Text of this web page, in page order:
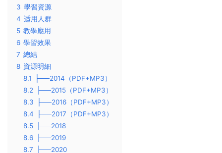
3 學習資源
4 适用人群
5 教學應用
6 學習效果
7 總結
8 資源明細
8.1
├──2014（PDF+MP3）
8.2
├──2015（PDF+MP3）
8.3
├──2016（PDF+MP3）
8.4
├──2017（PDF+MP3）
8.5
├──2018
8.6
├──2019
8.7
├──2020